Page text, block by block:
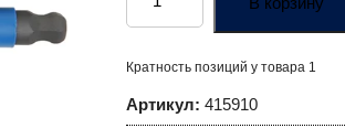
Набор
внутренних
Plus
5*
Кратность позиций у товара 1
Артикул: 415910